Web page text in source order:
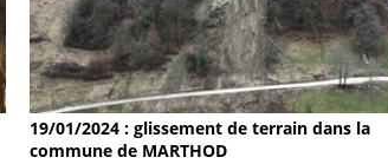
19/01/2024 : glissement de terrain dans la
commune de MARTHOD